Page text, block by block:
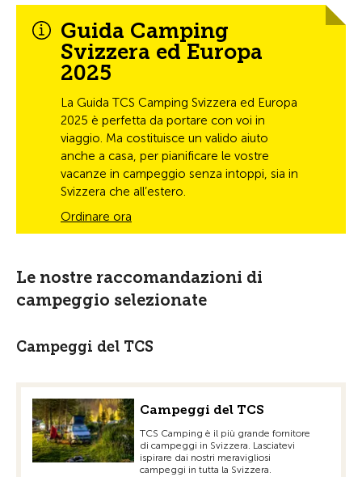
Guida Camping
Svizzera ed Europa
2025
La Guida TCS Camping Svizzera ed Europa
2025 è perfetta da portare con voi in
viaggio. Ma costituisce un valido aiuto
anche a casa, per pianificare le vostre
vacanze in campeggio senza intoppi, sia in
Svizzera che all’estero.
Ordinare ora
Le nostre raccomandazioni di
campeggio selezionate
Campeggi del TCS
Campeggi del TCS
TCS Camping è il più grande fornitore
di campeggi in Svizzera. Lasciatevi
ispirare dai nostri meravigliosi
campeggi in tutta la Svizzera.